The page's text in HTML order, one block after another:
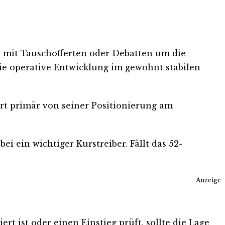
Tauschofferten oder Debatten um die
operative Entwicklung im gewohnt stabilen
primär von seiner Positionierung am
ein wichtiger Kurstreiber. Fällt das 52-
Anzeige
ist oder einen Einstieg prüft, sollte die Lage